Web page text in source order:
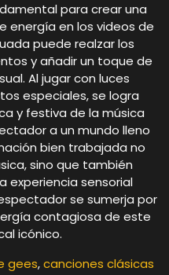
para crear una
energía en los videos de
puede realzar los
y añadir un toque de
Al jugar con luces
especiales, se logra
y festiva de la música
a un mundo lleno
bien trabajada no
sino que también
experiencia sensorial
se sumerja por
contagiosa de este
icónico.
gees,canciones clásicas